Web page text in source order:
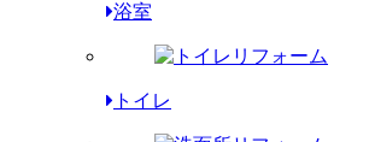
浴室
トイレ